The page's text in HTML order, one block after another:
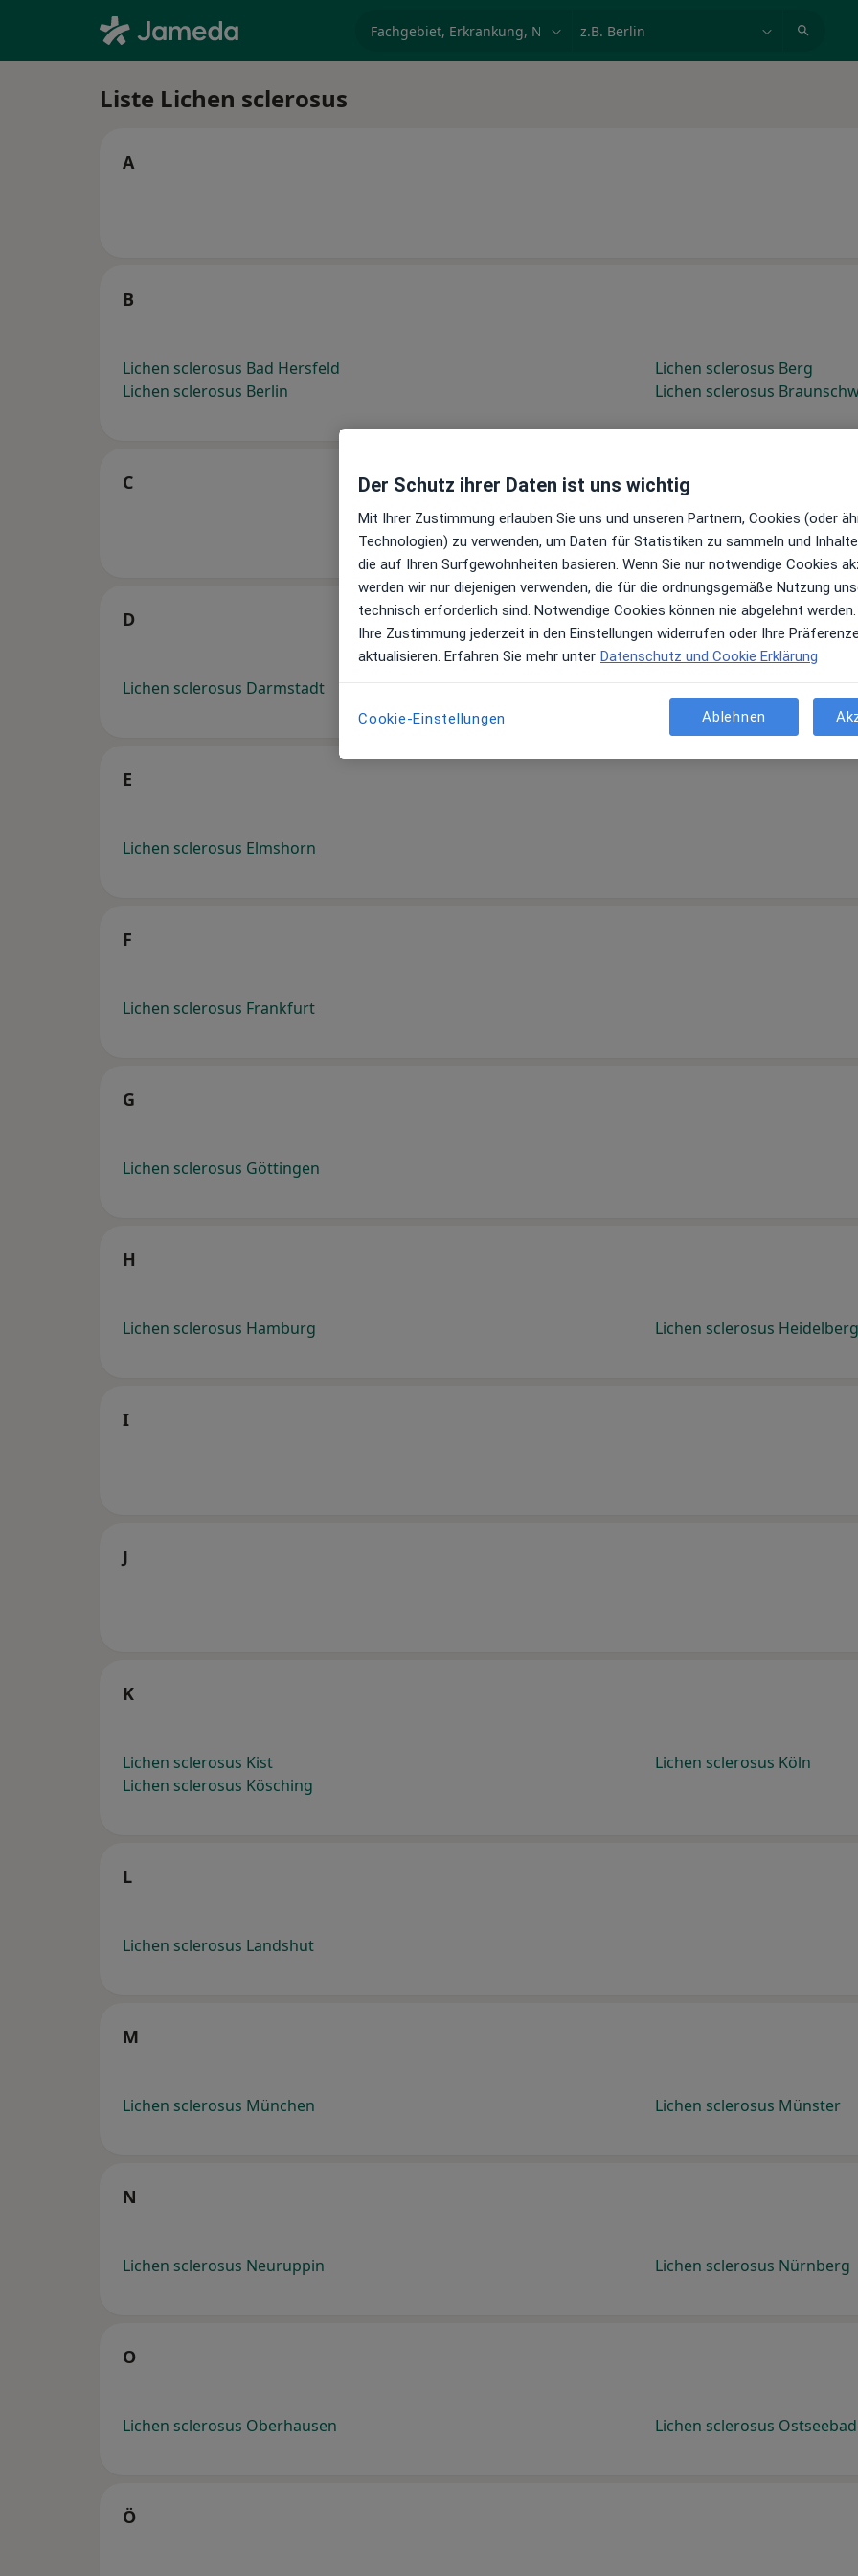
Liste Lichen sclerosus
A
B
Lichen sclerosus Bad Hersfeld
Lichen sclerosus Berg
Lichen sclerosus Berlin
Lichen sclerosus
C
D
Lichen sclerosus Darmstadt
E
Lichen sclerosus Elmshorn
F
Lichen sclerosus Frankfurt
G
Lichen sclerosus Göttingen
H
Lichen sclerosus Hamburg Lichen sclerosus Heidelberg
I
J
K
Lichen sclerosus Kist
Lichen sclerosus Köln
Lichen sclerosus Kösching
L
Lichen sclerosus Landshut
M
Lichen sclerosus München Lichen sclerosus Münster
N
Lichen sclerosus Neuruppin Lichen sclerosus Nürnberg
O
Lichen sclerosus Oberhausen Lichen sclerosus
Ö
Der Schutz ihrer Daten ist uns wichtig
Mit Ihrer Zustimmung erlauben Sie uns und unseren Partnern, Cookies (oder
Technologien) zu verwenden, um Daten für Statistiken zu sammeln und
die auf Ihren Surfgewohnheiten basieren. Wenn Sie nur notwendige Cookies
werden wir nur diejenigen verwenden, die für die ordnungsgemäße Nutzung
technisch erforderlich sind. Notwendige Cookies können nie abgelehnt
Ihre Zustimmung jederzeit in den Einstellungen widerrufen oder Ihre
aktualisieren. Erfahren Sie mehr unter Datenschutz und Cookie Erklärung
Cookie-Einstellungen Ablehnen